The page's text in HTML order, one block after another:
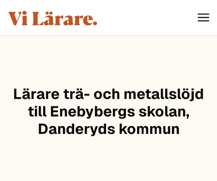
Hoppa till innehåll
ViLärare
Lärare trä- och metallslöjd
till Enebybergs skolan,
Danderyds kommun